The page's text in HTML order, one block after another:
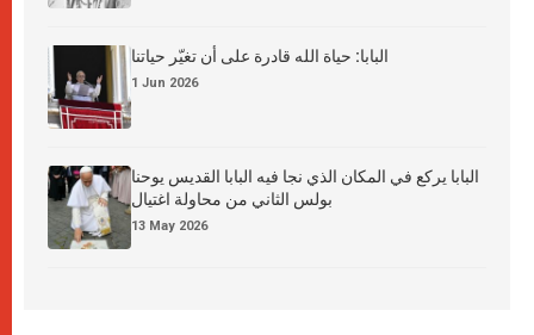
البابا: حياة الله قادرة على أن تغيّر حياتنا
1 Jun 2026
البابا يركع في المكان الذي نجا فيه البابا القديس يوحنا
بولس الثاني من محاولة اغتيال
13 May 2026